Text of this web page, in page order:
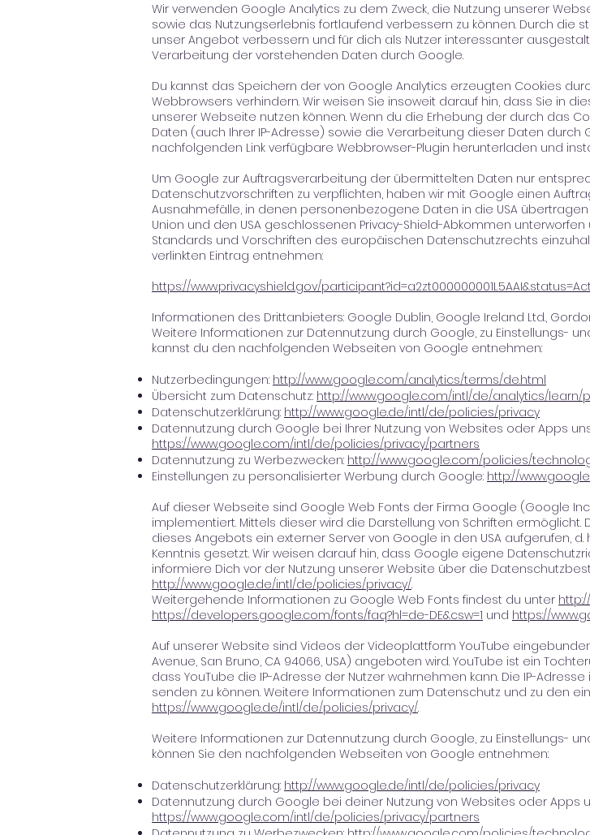
Wir verwenden Google Analytics zu dem Zweck, die Nutzung unserer
sowie das Nutzungserlebnis fortlaufend verbessern zu können. Durch die
unser Angebot verbessern und für dich als Nutzer interessanter
Verarbeitung der vorstehenden Daten durch Google.
Du kannst das Speichern der von Google Analytics erzeugten Cookies
Webbrowsers verhindern. Wir weisen Sie insoweit darauf hin, dass Sie in
unserer Webseite nutzen können. Wenn du die Erhebung der durch das
Daten (auch Ihrer IP-Adresse) sowie die Verarbeitung dieser Daten
nachfolgenden Link verfügbare Webbrowser-Plugin herunterladen und
Um Google zur Auftragsverarbeitung der übermittelten Daten nur
Datenschutzvorschriften zu verpflichten, haben wir mit Google einen
Ausnahmefälle, in denen personenbezogene Daten in die USA
Union und den USA geschlossenen Privacy-Shield-Abkommen
Standards und Vorschriften des europäischen Datenschutzrechts
verlinkten Eintrag entnehmen:
https://www.privacyshield.gov/
Informationen des Drittanbieters: Google Dublin, Google Ireland Ltd., Gordon
Weitere Informationen zur Datennutzung durch Google, zu Einstellungs-
kannst du den nachfolgenden Webseiten von Google entnehmen:
Nutzerbedingungen: http://www.google.com/analytics/terms/de.html
Übersicht zum Datenschutz: http://www.google.com/intl/de/analytics/learn/
Datenschutzerklärung: http://www.google.de/intl/de/policies/privacy
Datennutzung durch Google bei Ihrer Nutzung von Websites oder Apps
https://www.google.com/intl/de/policies/privacy/partners
Datennutzung zu Werbezwecken: http://www.google.com/policies/
Einstellungen zu personalisierter Werbung durch Google: http://
Auf dieser Webseite sind Google Web Fonts der Firma Google (Google
implementiert. Mittels dieser wird die Darstellung von Schriften ermöglicht.
dieses Angebots ein externer Server von Google in den USA aufgerufen,
Kenntnis gesetzt. Wir weisen darauf hin, dass Google eigene
informiere Dich vor der Nutzung unserer Website über die
http://www.google.de/intl/de/policies/privacy/.
Weitergehende Informationen zu Google Web Fonts findest du unter
https://developers.google.com/fonts/faq?hl=de-DE&csw=1 und https://
Auf unserer Website sind Videos der Videoplattform YouTube
Avenue, San Bruno, CA 94066, USA) angeboten wird. YouTube ist ein
dass YouTube die IP-Adresse der Nutzer wahrnehmen kann. Die IP-
senden zu können. Weitere Informationen zum Datenschutz und zu den
https://www.google.de/intl/de/policies/privacy/.
Weitere Informationen zur Datennutzung durch Google, zu Einstellungs-
können Sie den nachfolgenden Webseiten von Google entnehmen:
Datenschutzerklärung: http://www.google.de/intl/de/policies/privacy
Datennutzung durch Google bei deiner Nutzung von Websites oder Apps
https://www.google.com/intl/de/policies/privacy/partners